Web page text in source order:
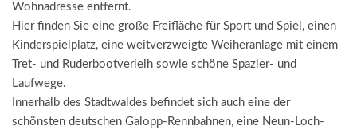
Wohnadresse entfernt.
Hier finden Sie eine große Freifläche für Sport und Spiel, einen
Kinderspielplatz, eine weitverzweigte Weiheranlage mit einem
Tret- und Ruderbootverleih sowie schöne Spazier- und
Laufwege.
Innerhalb des Stadtwaldes befindet sich auch eine der
schönsten deutschen Galopp-Rennbahnen, eine Neun-Loch-